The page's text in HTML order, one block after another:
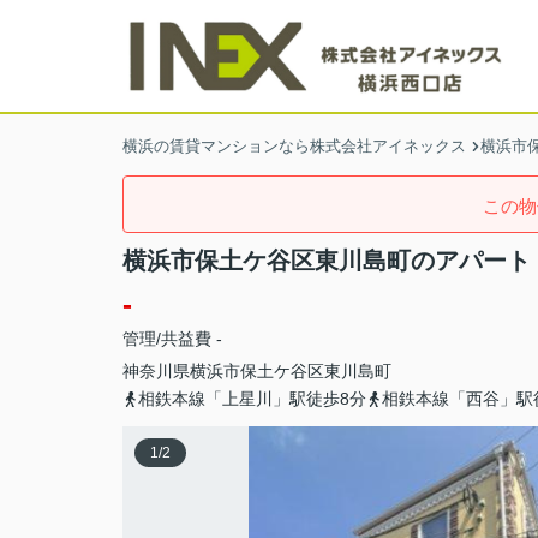
横浜の賃貸マンションなら株式会社アイネックス 横浜市
この
横浜市保土ケ谷区東川島町のアパート
-
管理/共益費 -
神奈川県横浜市保土ケ谷区東川島町
相鉄本線「上星川」駅徒歩8分
相鉄本線「西谷」駅
1/2